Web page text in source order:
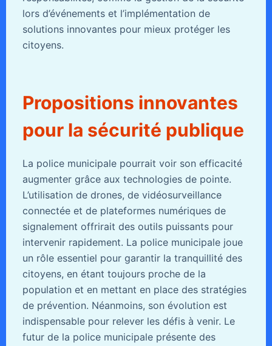
lors d’événements et l’implémentation de
solutions innovantes pour mieux protéger les
citoyens.
Propositions innovantes
pour la sécurité publique
La police municipale pourrait voir son efficacité
augmenter grâce aux technologies de pointe.
L’utilisation de drones, de vidéosurveillance
connectée et de plateformes numériques de
signalement offrirait des outils puissants pour
intervenir rapidement. La police municipale joue
un rôle essentiel pour garantir la tranquillité des
citoyens, en étant toujours proche de la
population et en mettant en place des stratégies
de prévention. Néanmoins, son évolution est
indispensable pour relever les défis à venir. Le
futur de la police municipale présente des